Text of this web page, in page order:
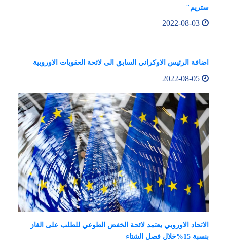
ستريم"
اضافة الرئيس الاوكراني السابق الى لائحة العقوبات الاوروبية
الاتحاد الاوروبي يعتمد لائحة الخفض الطوعي للطلب على الغاز
بنسبة 15%خلال فصل الشتاء